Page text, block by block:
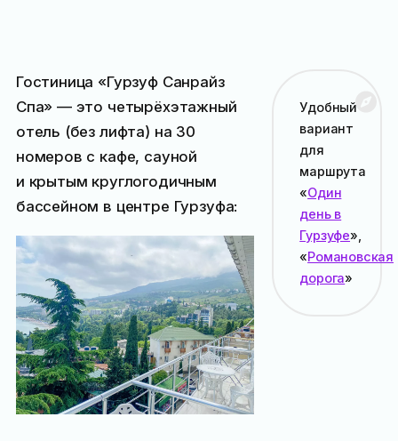
Гостиница «Гурзуф Санрайз
Спа» — это четырёхэтажный
отель (без лифта) на 30
номеров с кафе, сауной
и крытым круглогодичным
бассейном в центре Гурзуфа:
Удобный
вариант
для
маршрута
«Один
день в
Гурзуфе»,
«Романовская
дорога»